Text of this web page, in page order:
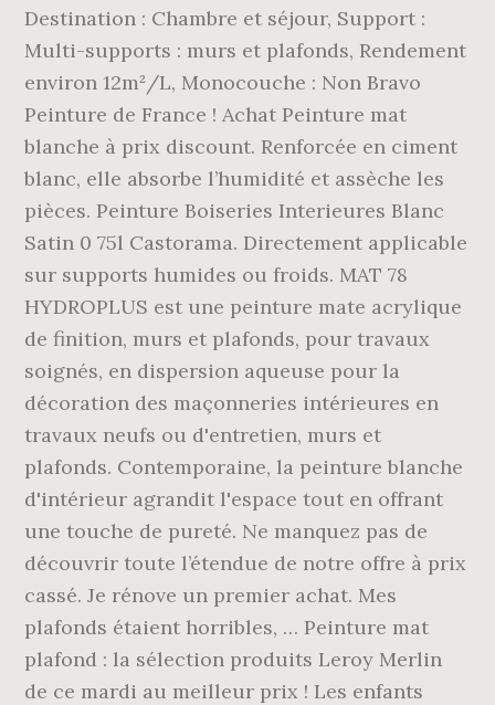
Destination : Chambre et séjour, Support :
Multi-supports : murs et plafonds, Rendement
environ 12m²/L, Monocouche : Non Bravo
Peinture de France ! Achat Peinture mat
blanche à prix discount. Renforcée en ciment
blanc, elle absorbe l’humidité et assèche les
pièces. Peinture Boiseries Interieures Blanc
Satin 0 75l Castorama. Directement applicable
sur supports humides ou froids. MAT 78
HYDROPLUS est une peinture mate acrylique
de finition, murs et plafonds, pour travaux
soignés, en dispersion aqueuse pour la
décoration des maçonneries intérieures en
travaux neufs ou d'entretien, murs et
plafonds. Contemporaine, la peinture blanche
d'intérieur agrandit l'espace tout en offrant
une touche de pureté. Ne manquez pas de
découvrir toute l’étendue de notre offre à prix
cassé. Je rénove un premier achat. Mes
plafonds étaient horribles, … Peinture mat
plafond : la sélection produits Leroy Merlin
de ce mardi au meilleur prix ! Les enfants